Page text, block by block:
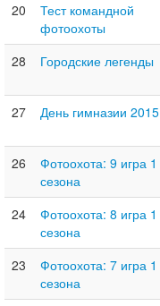
20
Тест командной
фотоохоты
28
Городские легенды
27
День гимназии 2015
26
Фотоохота: 9 игра 1
сезона
24
Фотоохота: 8 игра 1
сезона
23
Фотоохота: 7 игра 1
сезона